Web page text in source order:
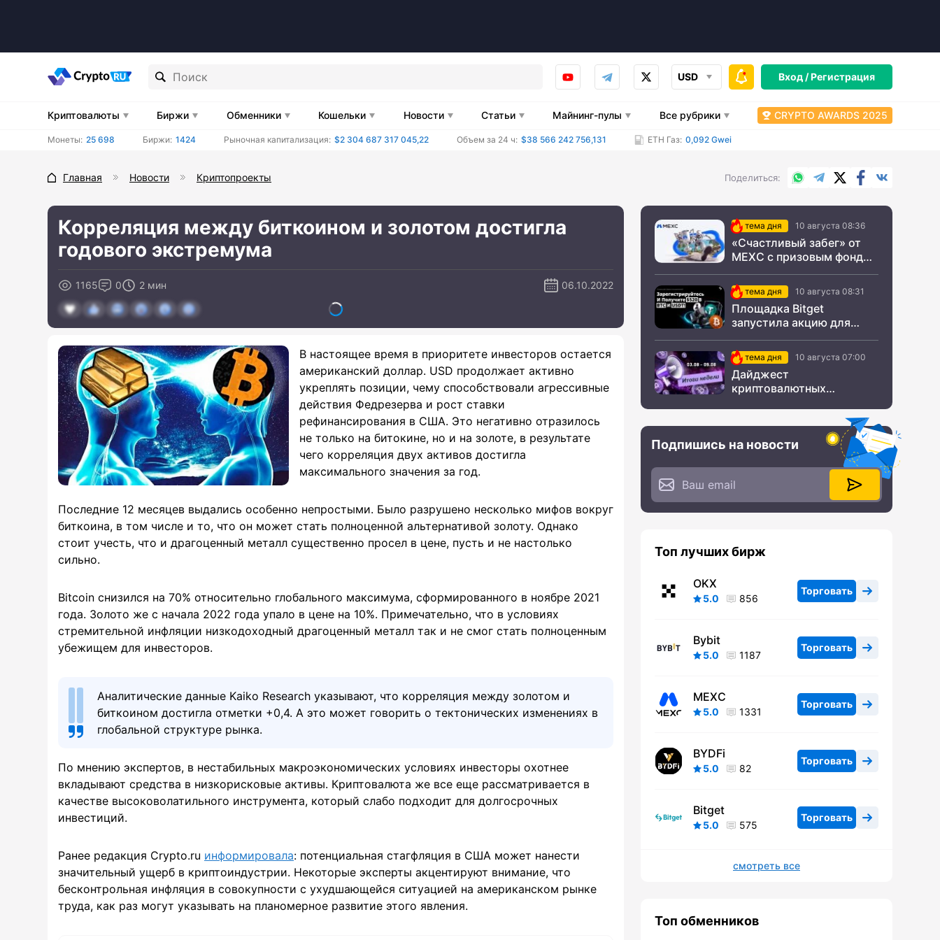
USD Вход /Регистрация
Криптовалюты Биржи Обменники Кошельки Новости Статьи Майнинг-пулы Все рубрики CRYPTO AWARDS 2025
Монеты: 25 698 Биржи: 1424 Рыночная капитализация: $2 304 687 317 045,22 Объем за 24 ч: $38 566 242 756,131 ETH Газ: 0,092 Gwei
Главная Новости Криптопроекты Поделиться WhatsApp
TelegramX.comFacebook
Корреляция между биткоином и золотом достигла
годового экстремума
1165 0 2 мин 06.10.2022
В настоящее время в приоритете инвесторов остается
американский доллар. USD продолжает активно
укреплять позиции, чему способствовали агрессивные
действия Федрезерва и рост ставки
рефинансирования в США. Это негативно отразилось
не только на битокине, но и на золоте, в результате
чего корреляция двух активов достигла
максимального значения за год.
Последние 12 месяцев выдались особенно непростыми. Было разрушено несколько мифов вокруг
биткоина, в том числе и то, что он может стать полноценной альтернативой золоту. Однако
стоит учесть, что и драгоценный металл существенно просел в цене, пусть и не настолько
сильно.
Bitcoin снизился на 70% относительно глобального максимума, сформированного в ноябре 2021
года. Золото же с начала 2022 года упало в цене на 10%. Примечательно, что в условиях
стремительной инфляции низкодоходный драгоценный металл так и не смог стать полноценным
убежищем для инвесторов.
Аналитические данные Kaiko Research указывают, что корреляция между золотом и
биткоином достигла отметки +0,4. А это может говорить о тектонических изменениях в
глобальной структуре рынка.
По мнению экспертов, в нестабильных макроэкономических условиях инвесторы охотнее
вкладывают средства в низкорисковые активы. Криптовалюта же все еще рассматривается в
качестве высоковолатильного инструмента, который слабо подходит для долгосрочных
инвестиций.
Ранее редакция Crypto.ru информировала: потенциальная стагфляция в США может нанести
значительный ущерб в криптоиндустрии. Некоторые эксперты акцентируют внимание, что
бесконтрольная инфляция в совокупности с ухудшающейся ситуацией на американском рынке
труда, как раз могут указывать на планомерное развитие этого явления.
тема дня 10 августа 08:36
«Счастливый забег» от
MEXC с призовым фондом
тема дня 10 августа 08:31
Площадка Bitget
запустила акцию для
СНГтема дня 10 августа 07:00
Дайджест
криптовалютных
Подпишись на новости
Топ лучших бирж
OKX
5.0 856
Торговать
Bybit
5.0 1187
Торговать
MEXC
5.0 1331
Торговать
BYDFi
5.0 82
Торговать
Bitget
5.0 575
Торговать
смотреть все
Топ обменников